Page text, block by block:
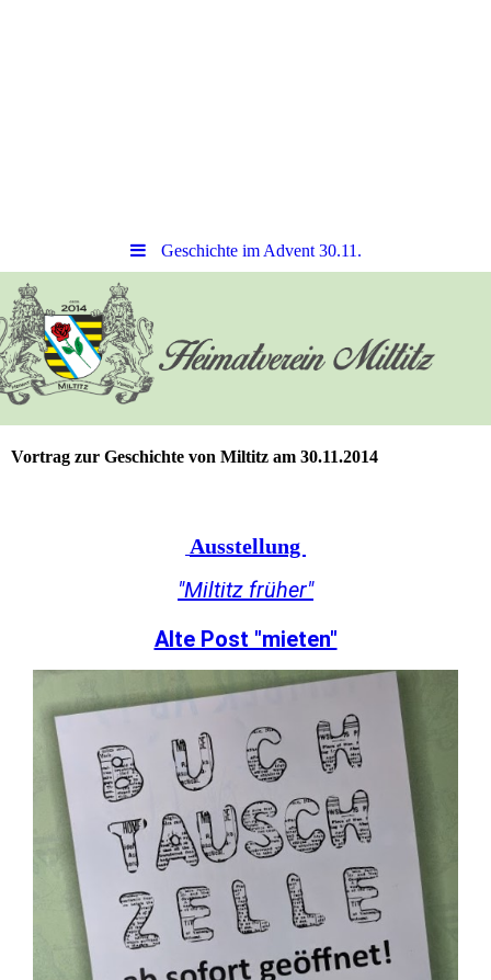
Geschichte im Advent 30.11.
Vortrag zur Geschichte von Miltitz am 30.11.2014
Ausstellung
"Miltitz früher"
Alte Post "mieten"